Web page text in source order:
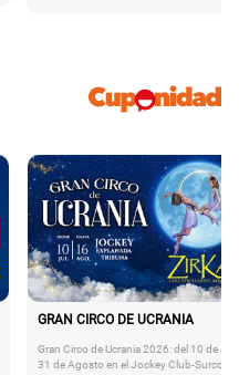
GRAN CIRCO DE UCRANIA
Gran Circo de Ucrania 2026: del 10 de
31 de Agosto en el Jockey Club-Surco